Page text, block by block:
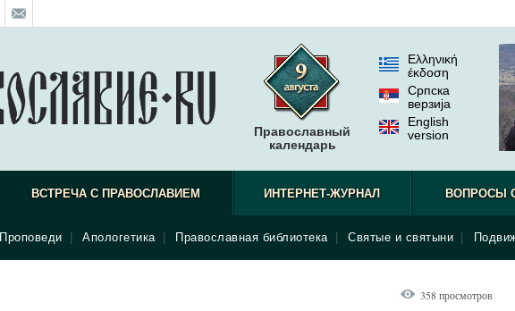
Православный
календарь
Ελληνική
έκδοση
Српска
верзиjа
English
version
ВСТРЕЧА С ПРАВОСЛАВИЕМ
Проповеди Апологетика Православная библиотека Святые и святыни
ИНТЕРНЕТ-ЖУРНАЛ ВОПРОСЫ
358 просмотров